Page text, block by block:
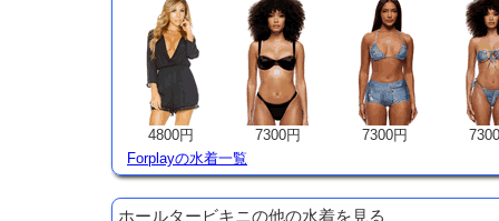
4800円 7300円 7300円
Forplayの水着一覧
ホールタービキニの他の水着を見る